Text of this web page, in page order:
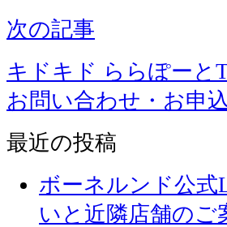
次の記事
キドキド ららぽーと
お問い合わせ・お申
最近の投稿
ボーネルンド公式
いと近隣店舗のご